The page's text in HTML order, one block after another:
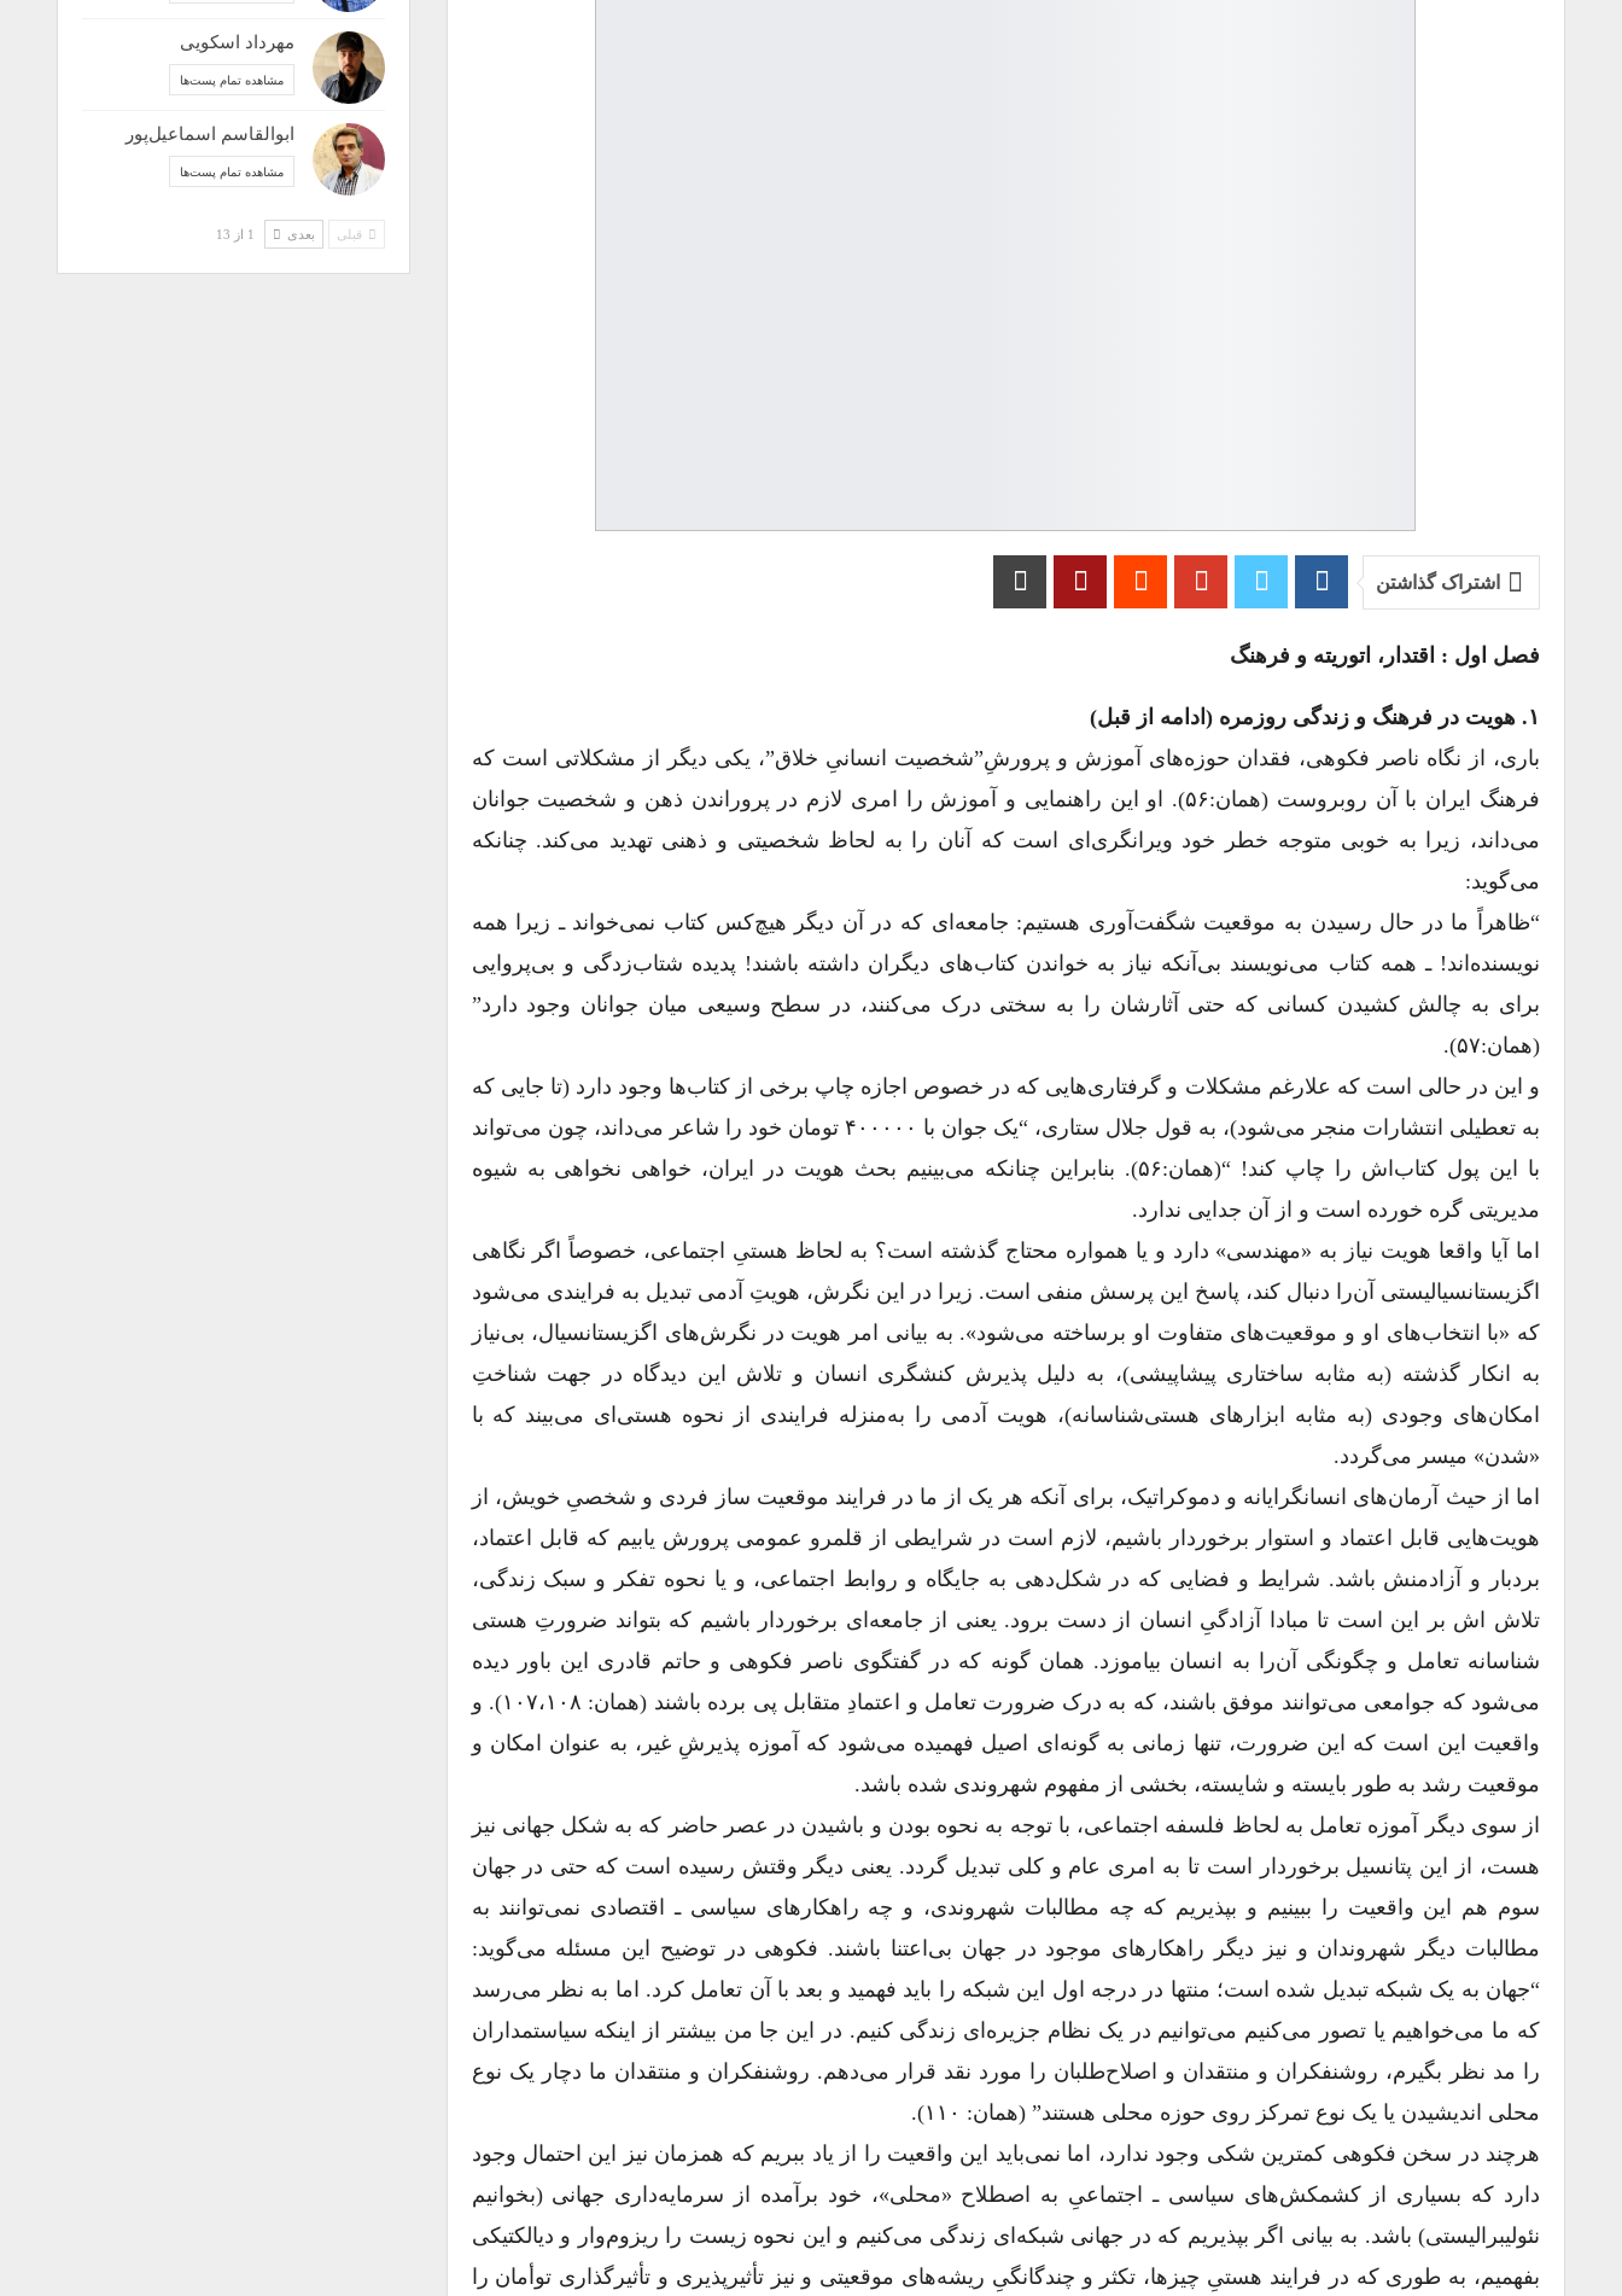
اشتراک گذاشتن
فصل اول : اقتدار، اتوریته و فرهنگ
۱. هویت در فرهنگ و زندگی روزمره (ادامه از قبل)
باری، از نگاه ناصر فکوهی، فقدان حوزه‌‌های آموزش و پرورشِ”شخصیت انسانیِ خلاق”، یکی دیگر از مشکلاتی است که
فرهنگ ایران با آن روبروست (همان:۵۶). او این راهنمایی و آموزش را امری لازم در پروراندن ذهن و شخصیت جوانان
می‌داند، زیرا به خوبی متوجه خطر خود ویرانگری‌ای است که آنان را به لحاظ شخصیتی و ذهنی تهدید می‌کند. چنانکه
می‌گوید:
“ظاهراً ما در حال رسیدن به موقعیت شگفت‌آوری هستیم: جامعه‌ای که در آن دیگر هیچ‌کس کتاب نمی‌خواند ـ زیرا همه
نویسنده‌اند! ـ همه کتاب می‌نویسند بی‌آنکه نیاز به خواندن کتاب‌های دیگران داشته باشند! پدیده شتاب‌زدگی و بی‌پروایی
برای به چالش کشیدن کسانی که حتی آثارشان را به سختی درک می‌کنند، در سطح وسیعی میان جوانان وجود دارد”
(همان:۵۷).
و این در حالی است که علارغم مشکلات و گرفتاری‌هایی که در خصوص اجازه چاپ برخی از کتاب‌ها وجود دارد (تا جایی که
به تعطیلی انتشارات منجر می‌شود)، به قول جلال ستاری، “یک جوان با ۴۰۰۰۰۰ تومان خود را شاعر می‌داند، چون می‌تواند
با این پول کتاب‌اش را چاپ کند! “(همان:۵۶). بنابراین چنانکه می‌بینیم بحث هویت در ایران، خواهی نخواهی به شیوه
مدیریتی گره خورده است و از آن جدایی ندارد.
اما آیا واقعا هویت نیاز به «مهندسی» دارد و یا همواره محتاج گذشته است؟ به لحاظ هستی‌ِ اجتماعی، خصوصاً اگر نگاهی
اگزیستانسیالیستی آن‌را دنبال کند، پاسخ این پرسش منفی است. زیرا در این نگرش، هویتِ آدمی تبدیل به فرایندی می‌شود
که «با انتخاب‌های او و موقعیت‌های متفاوت او برساخته می‌شود». به بیانی امر هویت در نگرش‌های اگزیستانسیال، بی‌نیاز
به انکار گذشته (به مثابه ساختاری پیشاپیشی)، به دلیل پذیرش کنشگری انسان و تلاش این دیدگاه در جهت شناختِ
امکان‌های وجودی (به مثابه ابزارهای هستی‌شناسانه)، هویت آدمی را به‌منزله فرایندی از نحوه هستی‌ای می‌بیند که با
«شدن» میسر می‌گردد.
اما از حیث آرمان‌های انسانگرایانه و دموکراتیک، برای آنکه هر یک از ما در فرایند موقعیت ساز‌ فردی و شخصیِ خویش، از
هویت‌هایی قابل اعتماد و استوار برخوردار باشیم، لازم است در شرایطی از قلمرو عمومی پرورش یابیم که قابل اعتماد،
بردبار و آزادمنش باشد. شرایط و فضایی که در شکل‌دهی به جایگاه و روابط اجتماعی، و یا نحوه تفکر و سبک زندگی،
تلاش‌ اش بر این است تا مبادا آزادگیِ انسان از دست برود. یعنی از جامعه‌‌ای برخوردار باشیم که بتواند ضرورتِ هستی
‌شناسانه تعامل و چگونگی آن‌را به انسان بیاموزد. همان گونه که در گفتگوی ناصر فکوهی و حاتم قادری این باور دیده
می‌شود که جوامعی می‌توانند موفق‌ باشند، که به درک ضرورت تعامل و اعتمادِ متقابل پی برده باشند (همان: ۱۰۷،۱۰۸). و
واقعیت این است که این ضرورت، تنها زمانی به گونه‌ا‌ی اصیل فهمیده می‌شود که آموزه پذیرشِ غیر، به عنوان امکان و
موقعیت رشد به طور بایسته و شایسته، بخشی از مفهوم شهروندی شده باشد.
از سوی دیگر آموزه تعامل به لحاظ فلسفه اجتماعی، با توجه به نحوه بودن و باشیدن در عصر حاضر که به شکل جهانی نیز
هست، از این پتانسیل برخوردار است تا به امری عام و کلی تبدیل گردد. یعنی دیگر وقتش رسیده است که حتی در جهان
سوم هم این واقعیت را ببینیم و بپذیریم که چه مطالبات شهروندی، و چه راهکارهای سیاسی ـ اقتصادی نمی‌توانند به
مطالبات دیگر شهروندان و نیز دیگر راهکارهای موجود در جهان بی‌اعتنا باشند. فکوهی در توضیح این مسئله می‌گوید:
“جهان به یک شبکه تبدیل شده است؛ منتها در درجه اول این شبکه را باید فهمید و بعد با آن تعامل کرد. اما به نظر می‌رسد
که ما می‌خواهیم یا تصور می‌کنیم می‌توانیم در یک نظام جزیره‌ای زندگی کنیم. در این جا من بیشتر از اینکه سیاستمداران
را مد نظر بگیرم، روشنفکران و منتقدان و اصلاح‌طلبان را مورد نقد قرار می‌دهم. روشنفکران و منتقدان ما دچار یک نوع
محلی اندیشیدن یا یک نوع تمرکز روی حوزه محلی هستند” (همان: ۱۱۰).
هرچند در سخن فکوهی کمترین شکی وجود ندارد، اما نمی‌باید این واقعیت را از یاد ببریم که همزمان نیز این احتمال وجود
دارد که بسیاری از کشمکش‌های سیاسی ـ اجتماعیِ به اصطلاح «محلی»، خود برآمده از سرمایه‌داری جهانی (بخوانیم
نئولیبرالیستی) باشد. به بیانی اگر بپذیریم که در جهانی شبکه‌ای زندگی می‌کنیم و این نحوه زیست را ریزوم‌وار و دیالکتیکی
بفهمیم، به طوری که در فرایند هستیِ چیزها، تکثر و چندگانگیِ ریشه‌های موقعیتی و نیز تأثیرپذیری و تأثیرگذاری توأمان را
مهرداد اسکویی
مشاهده تمام پست‌ها
ابوالقاسم اسماعیل‌پور
مشاهده تمام پست‌ها
قبلی بعدی 1 از 13